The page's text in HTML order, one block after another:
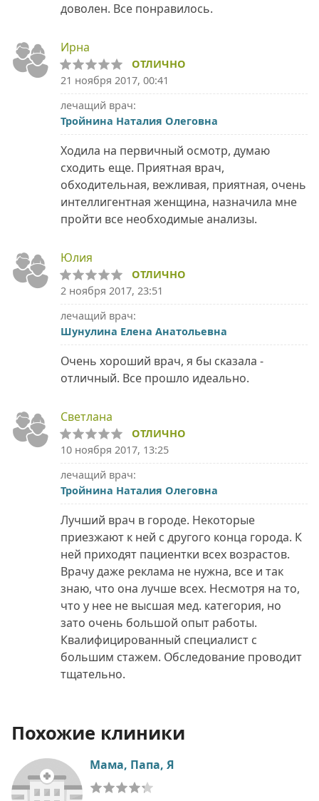
доволен. Все понравилось.
Ирна
ОТЛИЧНО
21 ноября 2017, 00:41
лечащий врач:
Тройнина Наталия Олеговна
Ходила на первичный осмотр, думаю
сходить еще. Приятная врач,
обходительная, вежливая, приятная, очень
интеллигентная женщина, назначила мне
пройти все необходимые анализы.
Юлия
ОТЛИЧНО
2 ноября 2017, 23:51
лечащий врач:
Шунулина Елена Анатольевна
Очень хороший врач, я бы сказала -
отличный. Все прошло идеально.
Светлана
ОТЛИЧНО
10 ноября 2017, 13:25
лечащий врач:
Тройнина Наталия Олеговна
Лучший врач в городе. Некоторые
приезжают к ней с другого конца города. К
ней приходят пациентки всех возрастов.
Врачу даже реклама не нужна, все и так
знаю, что она лучше всех. Несмотря на то,
что у нее не высшая мед. категория, но
зато очень большой опыт работы.
Квалифицированный специалист с
большим стажем. Обследование проводит
тщательно.
Похожие клиники
Мама, Папа, Я